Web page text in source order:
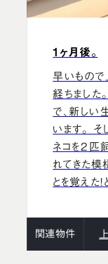
1ヶ月後。
早いもので
経ちました
で、新しい
います。 そ
ネコを2匹
れてきた模
とを覚えた
関連物件